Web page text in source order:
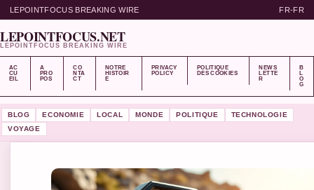
LEPOINTFOCUS BREAKING WIRE FR-FR
LEPOINTFOCUS.NET
LEPOINTFOCUS BREAKING WIRE
AC
CU
EIL
A
PRO
POS
CO
NTA
CT
NOTRE
HISTOIR
E
PRIVACY
POLICY
POLITIQUE
DES COOKIES
NEWS
LETTE
R
B
L
O
G
BLOG ECONOMIE LOCAL MONDE POLITIQUE
TECHNOLOGIE
VOYAGE